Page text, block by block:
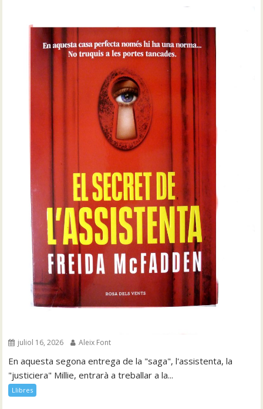
juliol 16, 2026 Aleix Font
En aquesta segona entrega de la "saga", l'assistenta, la
"justiciera" Millie, entrarà a treballar a la...
Llibres